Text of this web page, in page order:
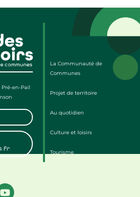
Pré-en-Pail
La Communauté de
Communes
Projet de territoire
Au quotidien
Culture et loisirs
Tourisme